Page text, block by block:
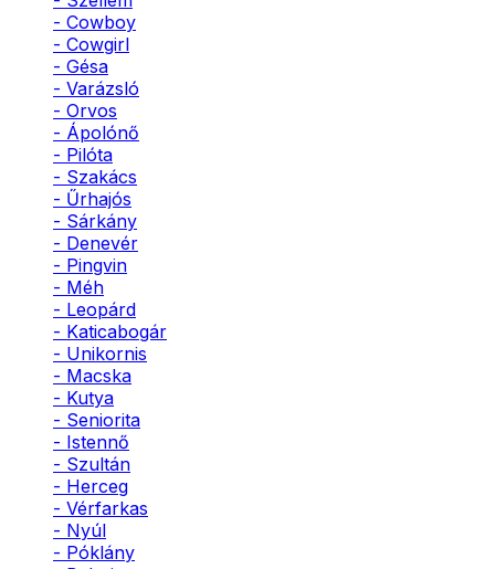
- Cowboy
- Cowgirl
- Gésa
- Varázsló
- Orvos
- Ápolónő
- Pilóta
- Szakács
- Űrhajós
- Sárkány
- Denevér
- Pingvin
- Méh
- Leopárd
- Katicabogár
- Unikornis
- Macska
- Kutya
- Seniorita
- Istennő
- Szultán
- Herceg
- Vérfarkas
- Nyúl
- Póklány